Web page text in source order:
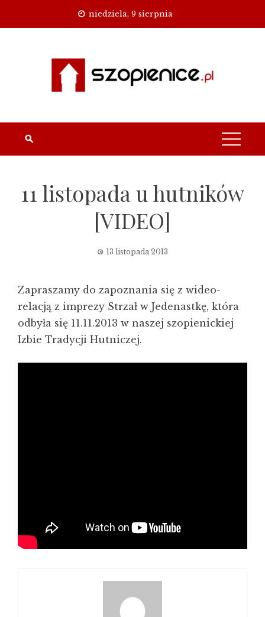
niedziela, 9 sierpnia
11 listopada u hutników
[VIDEO]
13 listopada 2013
Zapraszamy do zapoznania się z wideo-
relacją z imprezy Strzał w Jedenastkę, która
odbyła się 11.11.2013 w naszej szopienickiej
Izbie Tradycji Hutniczej.